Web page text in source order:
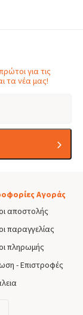
για τις
τα νέα μας!
Αγοράς
αποστολής
παραγγελίας
πληρωμής
- Επιστροφές